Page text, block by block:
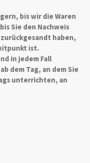
bis wir die Waren
Sie den Nachweis
haben,
ist.
in jedem Fall
dem Tag, an dem Sie
unterrichten, an